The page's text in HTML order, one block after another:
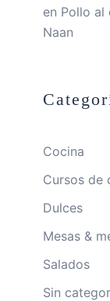
en Pollo al
Naan
Cocina
Cursos de
Dulces
Mesas &
Salados
Sin